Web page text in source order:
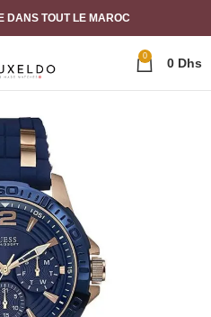
DANS TOUT LE MAROC
0 0 Dhs